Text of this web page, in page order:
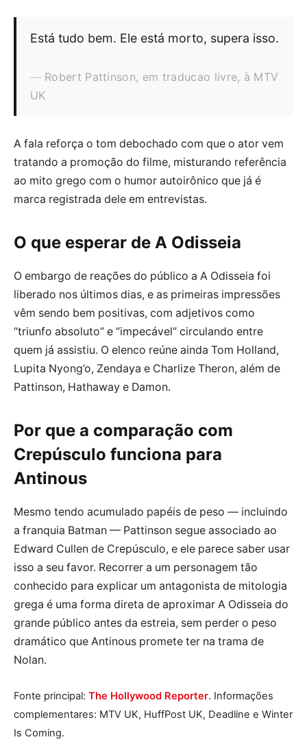
Está tudo bem. Ele está morto, supera isso.
Robert Pattinson, em traducao livre, à MTV
UK
A fala reforça o tom debochado com que o ator vem
tratando a promoção do filme, misturando referência
ao mito grego com o humor autoirônico que já é
marca registrada dele em entrevistas.
O que esperar de A Odisseia
O embargo de reações do público a A Odisseia foi
liberado nos últimos dias, e as primeiras impressões
vêm sendo bem positivas, com adjetivos como
“triunfo absoluto” e “impecável” circulando entre
quem já assistiu. O elenco reúne ainda Tom Holland,
Lupita Nyong’o, Zendaya e Charlize Theron, além de
Pattinson, Hathaway e Damon.
Por que a comparação com
Crepúsculo funciona para
Antinous
Mesmo tendo acumulado papéis de peso — incluindo
a franquia Batman — Pattinson segue associado ao
Edward Cullen de Crepúsculo, e ele parece saber usar
isso a seu favor. Recorrer a um personagem tão
conhecido para explicar um antagonista de mitologia
grega é uma forma direta de aproximar A Odisseia do
grande público antes da estreia, sem perder o peso
dramático que Antinous promete ter na trama de
Nolan.
Fonte principal: The Hollywood Reporter. Informações
complementares: MTV UK, HuffPost UK, Deadline e Winter
Is Coming.